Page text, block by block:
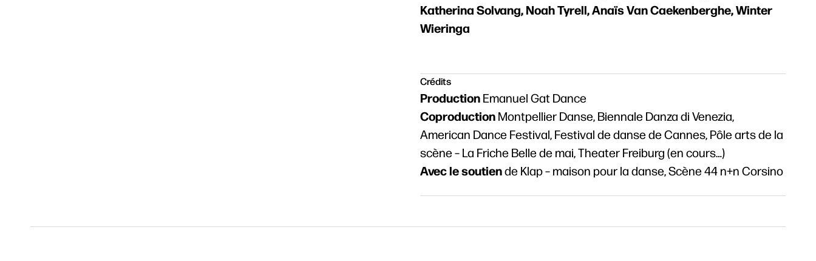
Katherina Solvang, Noah Tyrell, Anaïs Van Caekenberghe, Winter
Wieringa
Crédits
ProductionEmanuel Gat Dance
CoproductionMontpellier Danse, Biennale Danza di Venezia,
American Dance Festival, Festival de danse de Cannes, Pôle arts de la
scène – La Friche Belle de mai, Theater Freiburg (en cours…)
Avec le soutiende Klap – maison pour la danse, Scène 44 n+n Corsino